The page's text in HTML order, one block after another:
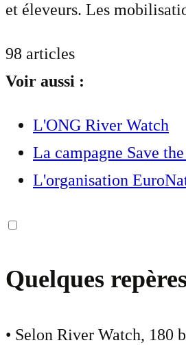
et éleveurs. Les
98 articles
Voir aussi :
L'ONG River Watch
La campagne Save
L'organisation
Quelques
• Selon River Watch, 180